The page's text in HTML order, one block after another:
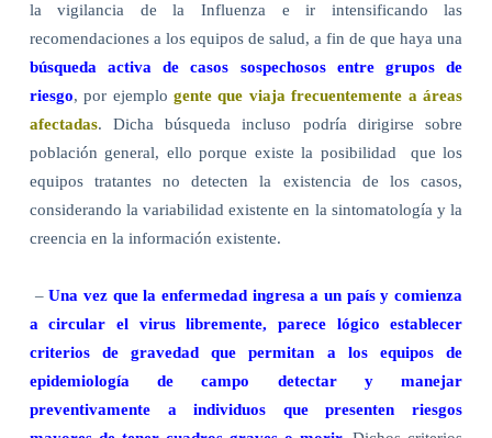
la vigilancia de la Influenza e ir intensificando las
recomendaciones a los equipos de salud, a fin de que haya una
búsqueda activa de casos sospechosos entre grupos de
riesgo, por ejemplogente que viaja frecuentemente a áreas
afectadas. Dicha búsqueda incluso podría dirigirse sobre
población general, ello porque existe la posibilidad que los
equipos tratantes no detecten la existencia de los casos,
considerando la variabilidad existente en la sintomatología y la
creencia en la información existente.
–Una vez que la enfermedad ingresa a un país y comienza
a circular el virus libremente, parece lógico establecer
criterios de gravedad que permitan a los equipos de
epidemiología de campo detectar y manejar
preventivamente a individuos que presenten riesgos